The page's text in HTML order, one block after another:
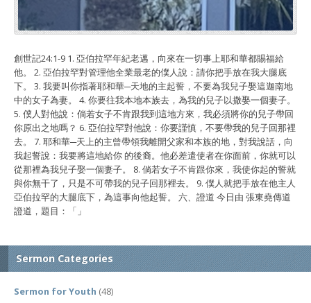
創世記24:1-9 1. 亞伯拉罕年紀老邁，向來在一切事上耶和華都賜福給
他。 2. 亞伯拉罕對管理他全業最老的僕人說：請你把手放在我大腿底
下。 3. 我要叫你指著耶和華─天地的主起誓，不要為我兒子娶這迦南地
中的女子為妻。 4. 你要往我本地本族去，為我的兒子以撒娶一個妻子。
5. 僕人對他說：倘若女子不肯跟我到這地方來，我必須將你的兒子帶回
你原出之地嗎？ 6. 亞伯拉罕對他說：你要謹慎，不要帶我的兒子回那裡
去。 7. 耶和華─天上的主曾帶領我離開父家和本族的地，對我說話，向
我起誓說：我要將這地給你 的後裔。他必差遣使者在你面前，你就可以
從那裡為我兒子娶一個妻子。 8. 倘若女子不肯跟你來，我使你起的誓就
與你無干了，只是不可帶我的兒子回那裡去。 9. 僕人就把手放在他主人
亞伯拉罕的大腿底下，為這事向他起誓。 六、證道 今日由 張東堯傳道
證道，題目：「」
Sermon Categories
Sermon for Youth (48)